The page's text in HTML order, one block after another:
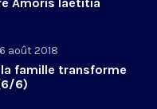
août 2018
famille transforme
6)